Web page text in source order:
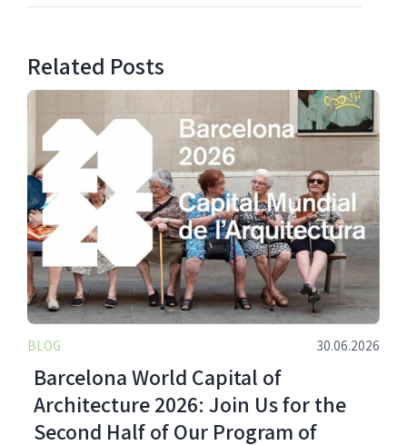
Related Posts
BLOG 30.06.2026
Barcelona World Capital of
Architecture 2026: Join Us for the
Second Half of Our Program of